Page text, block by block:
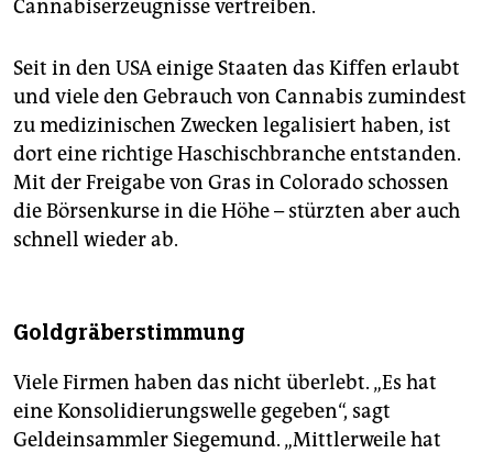
Cannabiserzeugnisse vertreiben.
Seit in den USA einige Staaten das Kiffen erlaubt
und viele den Gebrauch von Cannabis zumindest
zu medizinischen Zwecken legalisiert haben, ist
dort eine richtige Haschischbranche entstanden.
Mit der Freigabe von Gras in Colorado schossen
die Börsenkurse in die Höhe – stürzten aber auch
schnell wieder ab.
Goldgräberstimmung
Viele Firmen haben das nicht überlebt. „Es hat
eine Konsolidierungswelle gegeben“, sagt
Geldeinsammler Siegemund. „Mittlerweile hat